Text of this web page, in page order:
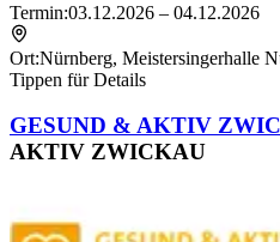
Termin:03.12.2026 – 04.12.2026
Ort:Nürnberg, Meistersingerhalle
Tippen für Details
GESUND & AKTIV
AKTIV ZWICKAU